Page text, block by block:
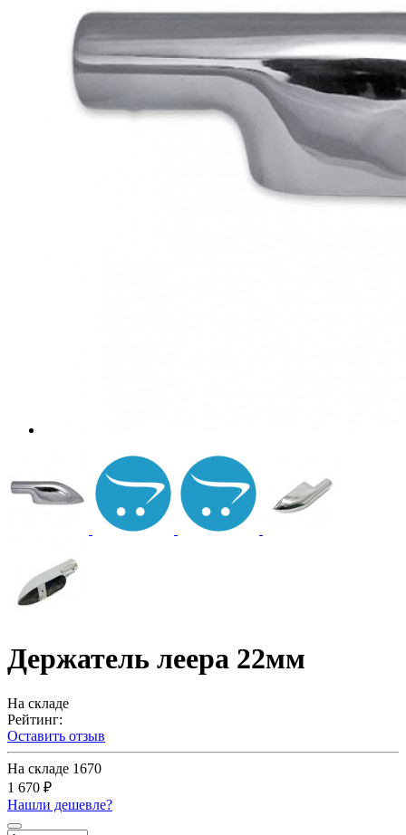
Держатель леера 22мм
На складе
Рейтинг:
Оставить отзыв
На складе 1670
1 670 ₽
Нашли дешевле?